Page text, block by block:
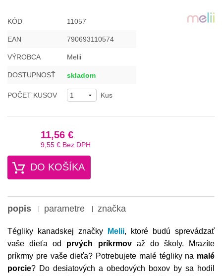
KÓD 11057
EAN 790693110574
VÝROBCA Melii
DOSTUPNOSŤ skladom
POČET KUSOV Kus
11,56 €
9,55 € Bez DPH
DO KOŠÍKA
popis parametre značka
Tégliky kanadskej značky Melii, ktoré budú sprevádzať
vaše dieťa od prvých príkrmovaž do školy. Mrazíte
príkrmy pre vaše dieťa? Potrebujete malé tégliky na malé
porcie? Do desiatových a obedových boxov by sa hodil